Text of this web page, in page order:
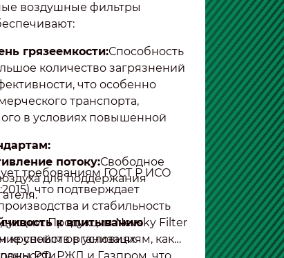
воздушные фильтры
грязеемкости:Способность
количество загрязнений
что особенно
транспорта,
в условиях повышенной
потоку:Свободное
для поддержания
к впитыванию
свойств в условиях
требованиям ГОСТ Р ИСО
что подтверждает
и стабильность
Продукция Nevsky Filter
крупным организациям, как